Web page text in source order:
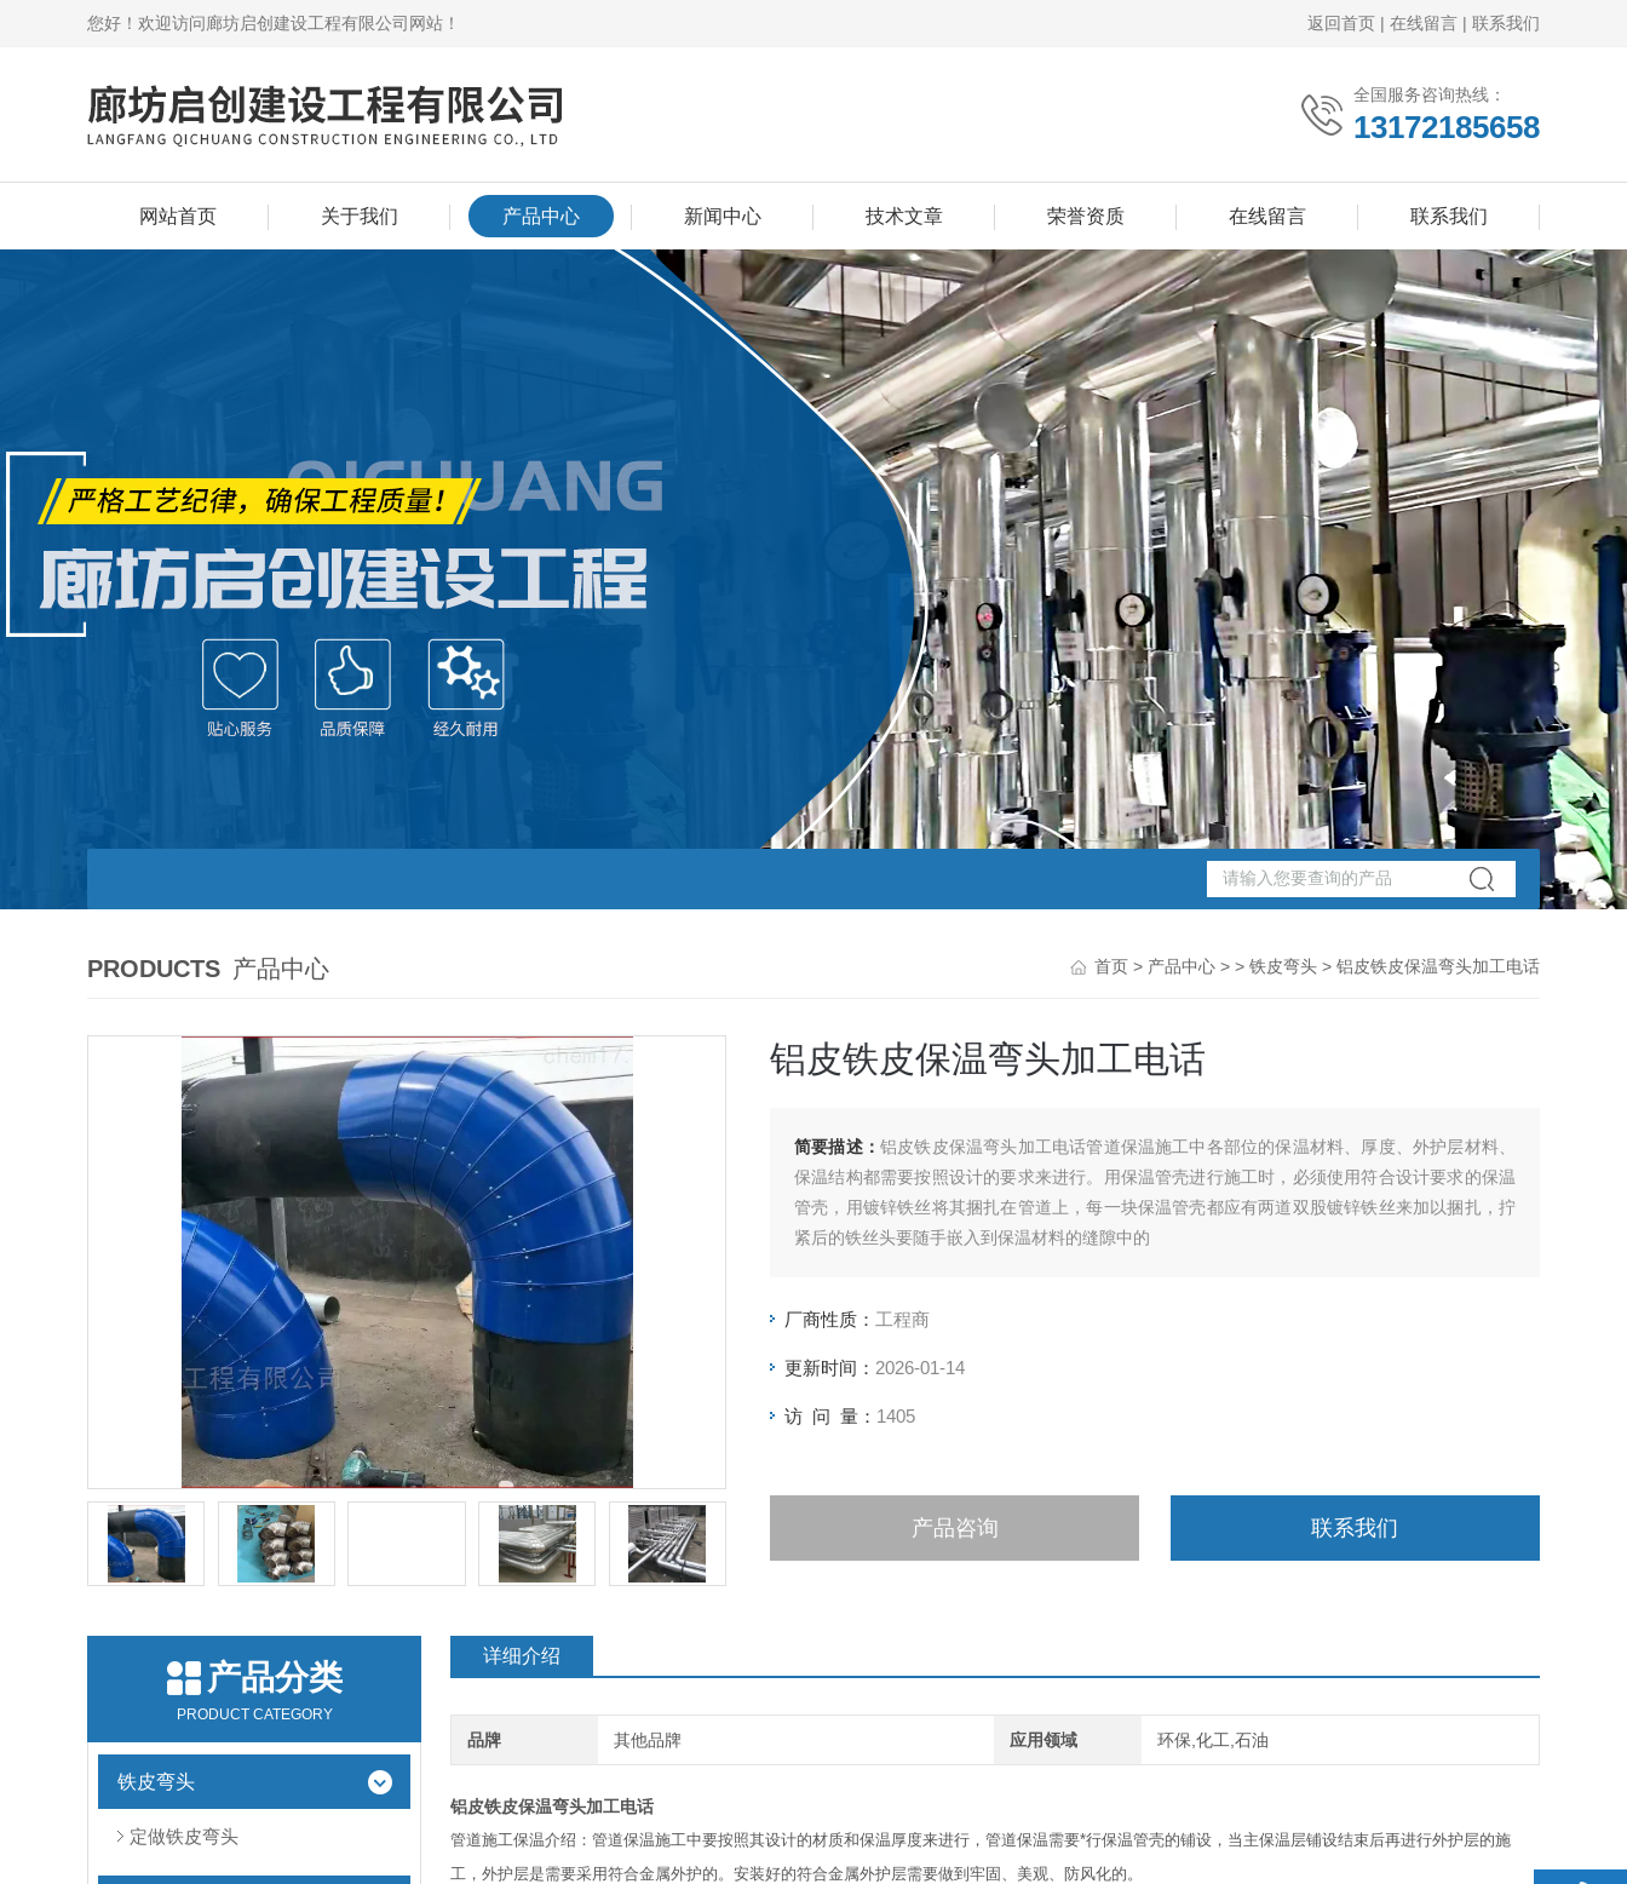
您好！欢迎访问廊坊启创建设工程有限公司网站！ 返回首页 | 在线留言 | 联系我们
全国服务咨询热线：
13172185658
网站首页 关于我们 产品中心 新闻中心 技术文章 荣誉资质 在线留言 联系我们
PRODUCTS 产品中心 首页 > 产品中心 > > 铁皮弯头 > 铝皮铁皮保温弯头加工电话
铝皮铁皮保温弯头加工电话
简要描述： 铝皮铁皮保温弯头加工电话管道保温施工中各部位的保温材料、厚度、外护层材料、
保温结构都需要按照设计的要求来进行。用保温管壳进行施工时，必须使用符合设计要求的保温
管壳，用镀锌铁丝将其捆扎在管道上，每一块保温管壳都应有两道双股镀锌铁丝来加以捆扎，拧
紧后的铁丝头要随手嵌入到保温材料的缝隙中的
厂商性质： 工程商
更新时间： 2026-01-14
访 问 量： 1405
产品咨询 联系我们
详细介绍
品牌 其他品牌 应用领域 环保,化工,石油
铝皮铁皮保温弯头加工电话
管道施工保温介绍：管道保温施工中要按照其设计的材质和保温厚度来进行，管道保温需要*行保温管壳的铺设，当主保温层铺设结束后再进行外护层的施
工，外护层是需要采用符合金属外护的。安装好的符合金属外护层需要做到牢固、美观、防风化的。
产品分类
PRODUCT CATEGORY
铁皮弯头
定做铁皮弯头